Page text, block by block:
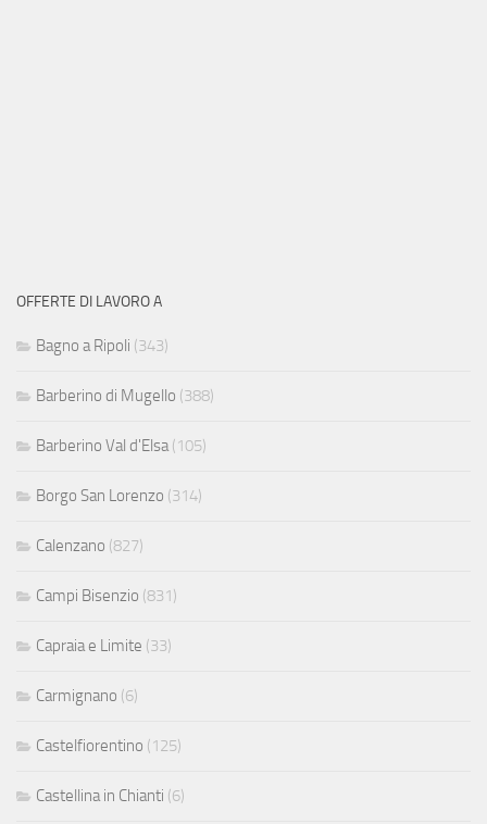
OFFERTE DI LAVORO A
Bagno a Ripoli (343)
Barberino di Mugello (388)
Barberino Val d'Elsa(105)
Borgo San Lorenzo (314)
Calenzano (827)
Campi Bisenzio (831)
Capraia e Limite (33)
Carmignano (6)
Castelfiorentino (125)
Castellina in Chianti (6)